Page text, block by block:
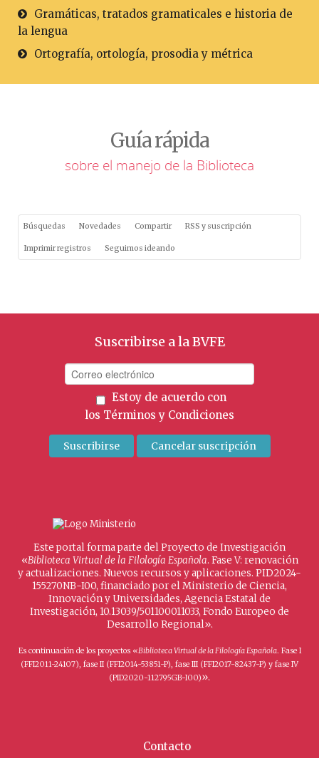
Gramáticas, tratados gramaticales e historia de
la lengua
Ortografía, ortología, prosodia y métrica
Guía rápida
sobre el manejo de la Biblioteca
Búsquedas Novedades Compartir RSS y suscripción
Imprimir registros Seguimos ideando
Suscribirse a la BVFE
Estoy de acuerdo con
los Términos y Condiciones
Este portal forma parte del Proyecto de Investigación
«Biblioteca Virtual de la Filología Española. Fase V: renovación
y actualizaciones. Nuevos recursos y aplicaciones. PID2024-
155270NB-I00, financiado por el Ministerio de Ciencia,
Innovación y Universidades, Agencia Estatal de
Investigación, 10.13039/501100011033, Fondo Europeo de
Desarrollo Regional».
Es continuación de los proyectos «Biblioteca Virtual de la Filología Española. Fase I
(FFI2011-24107), fase II (FFI2014-53851-P), fase III (FFI2017-82437-P) y fase IV
(PID2020-112795GB-I00)».
Contacto